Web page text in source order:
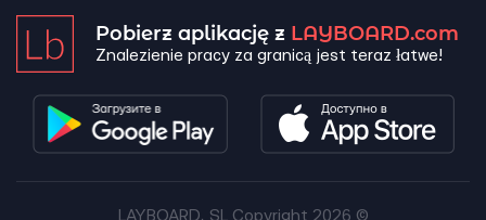
Pobierz aplikację z LAYBOARD.com
Znalezienie pracy za granicą jest teraz łatwe!
LAYBOARD, SL Copyright 2026 ©